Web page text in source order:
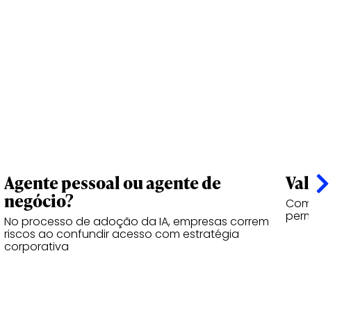
Agente pessoal ou agente de
negócio?
No processo de adoção da IA, empresas correm
riscos ao confundir acesso com estratégia
corporativa
Valor
Como a